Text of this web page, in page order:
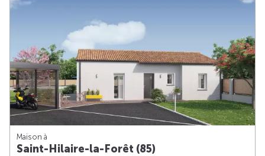
Maison à
Saint-Hilaire-la-Forêt (85)